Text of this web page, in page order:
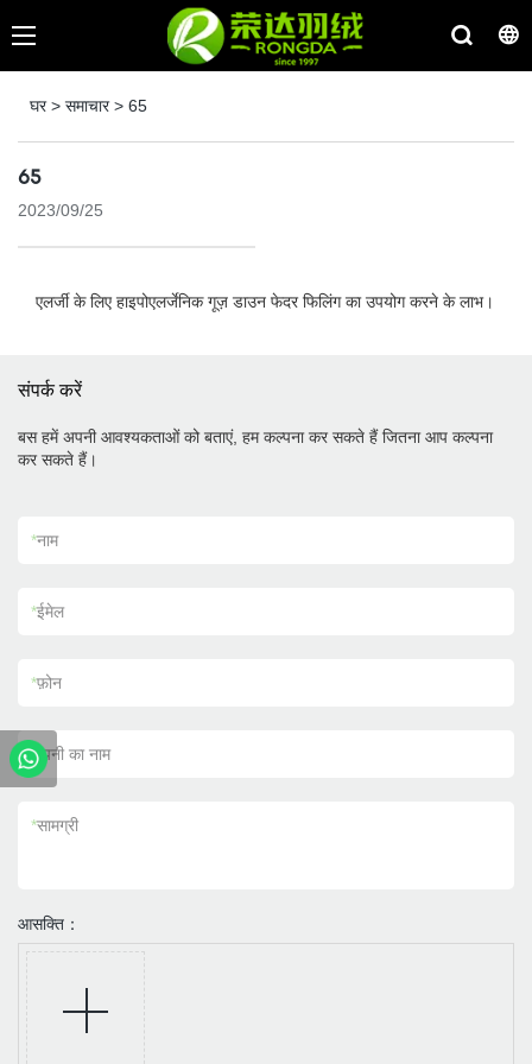
घर> समाचार> 65
65
2023/09/25
एलर्जी के लिए हाइपोएलर्जेनिक गूज़ डाउन फेदर फिलिंग का उपयोग करने के लाभ।
संपर्क करें
बस हमें अपनी आवश्यकताओं को बताएं, हम कल्पना कर सकते हैं जितना आप कल्पना
कर सकते हैं।
*नाम
*ईमेल
*फ़ोन
कंपनी का नाम
*सामग्री
आसक्ति：